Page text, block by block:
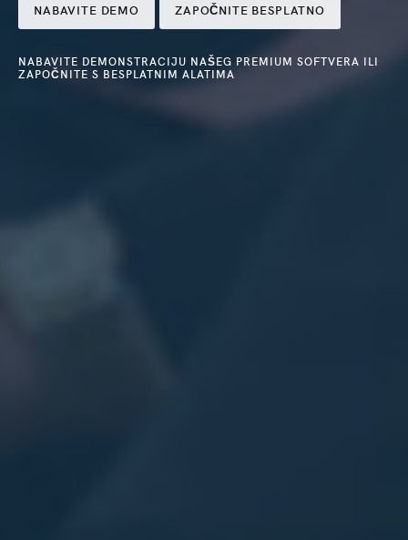
NABAVITE DEMO ZAPOČNITE BESPLATNO
NABAVITE DEMONSTRACIJU NAŠEG PREMIUM SOFTVERA ILI
ZAPOČNITE S BESPLATNIM ALATIMA